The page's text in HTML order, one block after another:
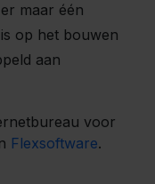
maar één
op het bouwen
aan
voor
Flexsoftware.